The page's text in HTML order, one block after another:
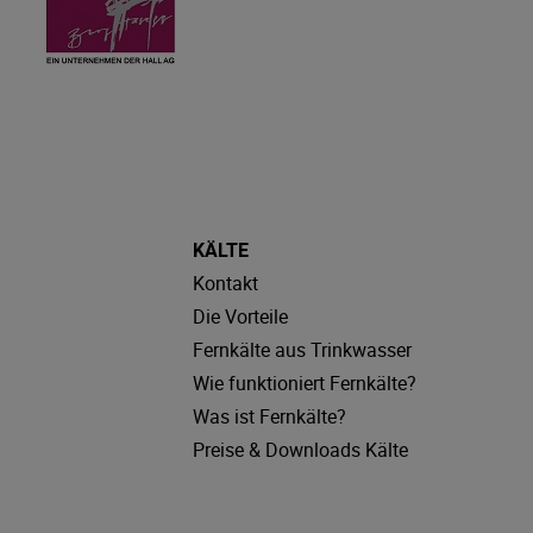
KÄLTE
Kontakt
Die Vorteile
Fernkälte aus Trinkwasser
Wie funktioniert Fernkälte?
Was ist Fernkälte?
Preise & Downloads Kälte